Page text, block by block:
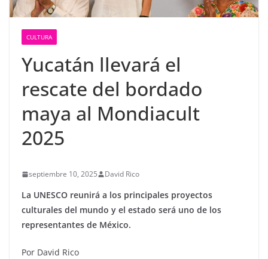
CULTURA
Yucatán llevará el
rescate del bordado
maya al Mondiacult
2025
septiembre 10, 2025 David Rico
La UNESCO reunirá a los principales proyectos
culturales del mundo y el estado será uno de los
representantes de México.
Por David Rico